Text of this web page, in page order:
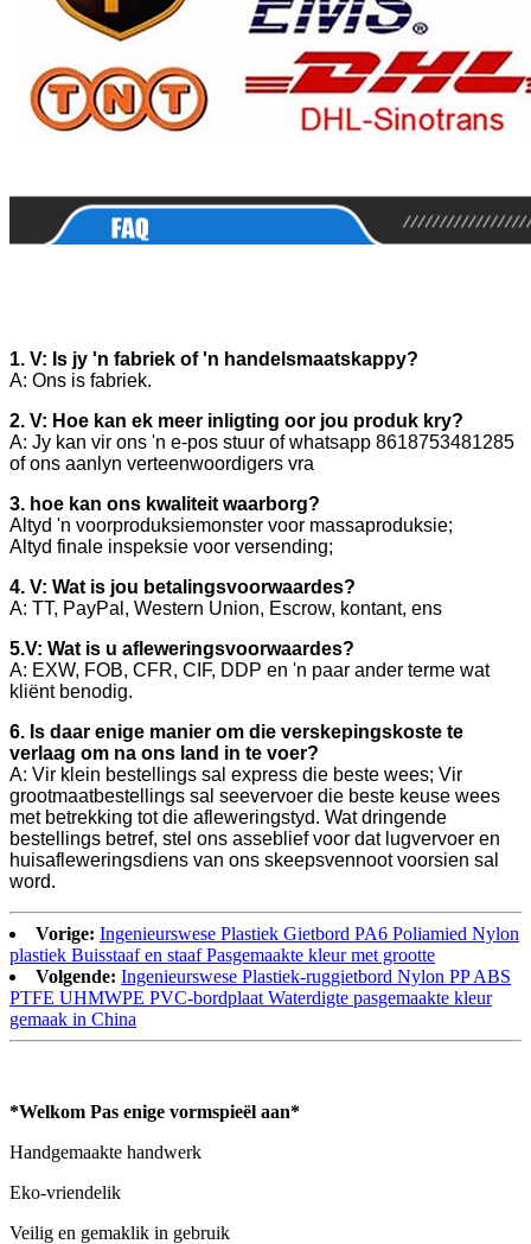
1. V: Is jy 'n fabriek of 'n handelsmaatskappy?
A: Ons is fabriek.
2. V: Hoe kan ek meer inligting oor jou produk kry?
A: Jy kan vir ons 'n e-pos stuur of whatsapp 8618753481285
of ons aanlyn verteenwoordigers vra
3. hoe kan ons kwaliteit waarborg?
Altyd 'n voorproduksiemonster voor massaproduksie;
Altyd finale inspeksie voor versending;
4. V: Wat is jou betalingsvoorwaardes?
A: TT, PayPal, Western Union, Escrow, kontant, ens
5.V: Wat is u afleweringsvoorwaardes?
A: EXW, FOB, CFR, CIF, DDP en 'n paar ander terme wat
kliënt benodig.
6. Is daar enige manier om die verskepingskoste te
verlaag om na ons land in te voer?
A: Vir klein bestellings sal express die beste wees; Vir
grootmaatbestellings sal seevervoer die beste keuse wees
met betrekking tot die afleweringstyd. Wat dringende
bestellings betref, stel ons asseblief voor dat lugvervoer en
huisafleweringsdiens van ons skeepsvennoot voorsien sal
word.
Vorige: Ingenieurswese Plastiek Gietbord PA6 Poliamied Nylon
plastiek Buisstaaf en staaf Pasgemaakte kleur met grootte
Volgende: Ingenieurswese Plastiek-ruggietbord Nylon PP ABS
PTFE UHMWPE PVC-bordplaat Waterdigte pasgemaakte kleur
gemaak in China
*Welkom Pas enige vormspieël aan*
Handgemaakte handwerk
Eko-vriendelik
Veilig en gemaklik in gebruik